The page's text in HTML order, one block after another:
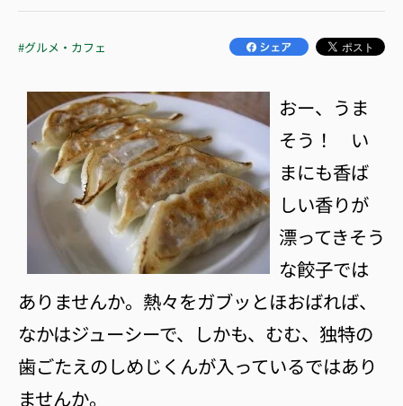
#グルメ・カフェ
おー、うま
そう！ い
まにも香ば
しい香りが
漂ってきそう
な餃子では
ありませんか。熱々をガブッとほおばれば、
なかはジューシーで、しかも、むむ、独特の
歯ごたえのしめじくんが入っているではあり
ませんか。